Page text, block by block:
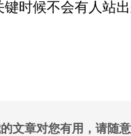
键时候不会有人站
文章对您有用，请随意